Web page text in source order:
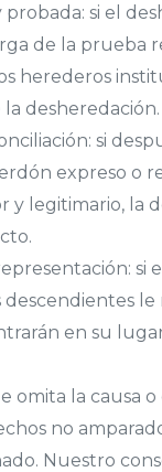
probada: si el
de la prueba
herederos
desheredación.
si
expreso o
y legitimario, la
si
descendientes
en su
omita la causa o
no
Nuestro